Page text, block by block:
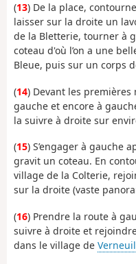
(13) De la place,
laisser sur la droite un
de la Bletterie, tourner à
coteau d'où l’on a une
Bleue, puis sur un corps
(14) Devant les
gauche et encore à
la suivre à droite sur
(15) S’engager à gauche
gravit un coteau. En
village de la Colterie,
sur la droite (vaste
(16) Prendre la route à
suivre à droite et
dans le village de